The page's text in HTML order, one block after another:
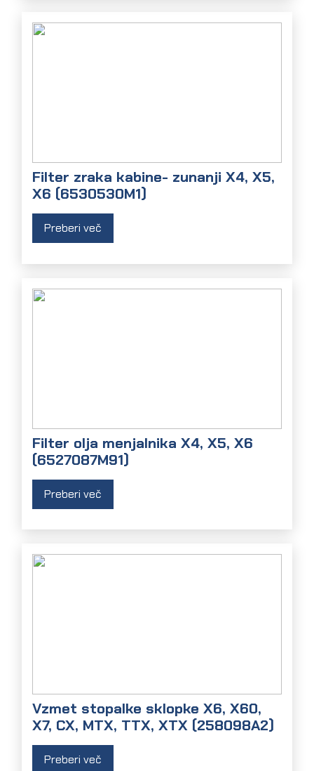
Filter zraka kabine- zunanji X4, X5,
X6 (6530530M1)
Preberi več
Filter olja menjalnika X4, X5, X6
(6527087M91)
Preberi več
Vzmet stopalke sklopke X6, X60,
X7, CX, MTX, TTX, XTX (258098A2)
Preberi več